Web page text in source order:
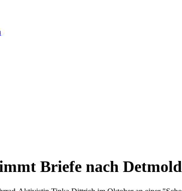
Briefe nach